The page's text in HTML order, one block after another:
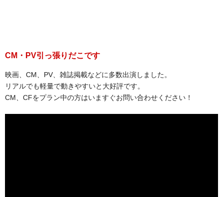
CM・PV引っ張りだこです
映画、CM、PV、雑誌掲載などに多数出演しました。
リアルでも軽量で動きやすいと大好評です。
CM、CFをプラン中の方はいますぐお問い合わせください！